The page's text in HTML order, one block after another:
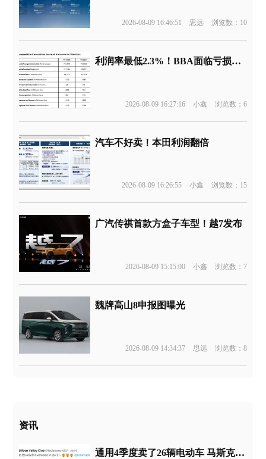
2026-08-09 16:46:51 思远 浏览数：10
利润率最低2.3%！BBA面临亏损边缘
2026-08-09 16:27:16 小鑫 浏览数：6
汽车不好卖！本田利润翻倍
2026-08-09 16:26:55 小鑫 浏览数：15
广汽传祺首款方盒子车型！越7发布
2026-08-09 15:15:00 小鑫 浏览数：7
魏牌高山8申报图曝光
2026-08-09 14:34:37 思远 浏览数：8
资讯
通用4季度卖了26辆电动车 马斯克：还有提升空间